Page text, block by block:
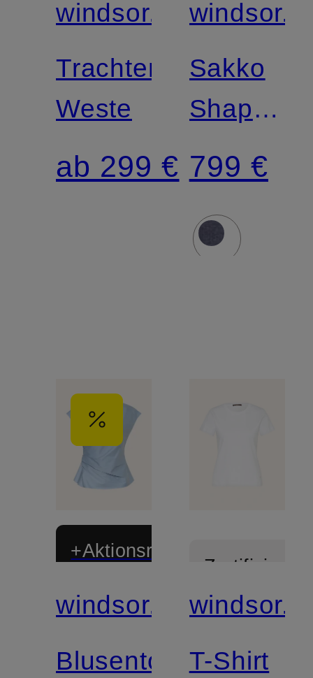
windsor.
Trachten-
Weste
ab 299 €
windsor.
Sakko
Shaped
Fit
799 €
+Aktionsrabatt
Mix &
windsor.
Blusentop
Zertifiziert
windsor.
T-Shirt